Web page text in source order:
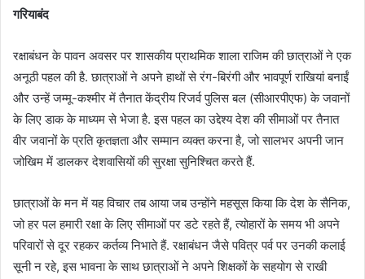
गरियाबंद
रक्षाबंधन के पावन अवसर पर शासकीय प्राथमिक शाला राजिम की छात्राओं ने एक
अनूठी पहल की है. छात्राओं ने अपने हाथों से रंग-बिरंगी और भावपूर्ण राखियां बनाईं
और उन्हें जम्मू-कश्मीर में तैनात केंद्रीय रिजर्व पुलिस बल (सीआरपीएफ) के जवानों
के लिए डाक के माध्यम से भेजा है. इस पहल का उद्देश्य देश की सीमाओं पर तैनात
वीर जवानों के प्रति कृतज्ञता और सम्मान व्यक्त करना है, जो सालभर अपनी जान
जोखिम में डालकर देशवासियों की सुरक्षा सुनिश्चित करते हैं.
छात्राओं के मन में यह विचार तब आया जब उन्होंने महसूस किया कि देश के सैनिक,
जो हर पल हमारी रक्षा के लिए सीमाओं पर डटे रहते हैं, त्योहारों के समय भी अपने
परिवारों से दूर रहकर कर्तव्य निभाते हैं. रक्षाबंधन जैसे पवित्र पर्व पर उनकी कलाई
सूनी न रहे, इस भावना के साथ छात्राओं ने अपने शिक्षकों के सहयोग से राखी